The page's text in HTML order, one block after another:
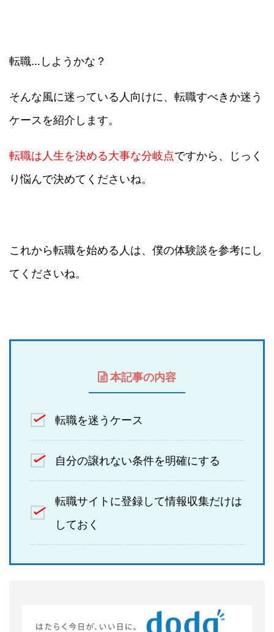
転職…しようかな？
そんな風に迷っている人向けに、転職すべきか迷う
ケースを紹介します。
転職は人生を決める大事な分岐点ですから、じっく
り悩んで決めてくださいね。
これから転職を始める人は、僕の体験談を参考にし
てくださいね。
本記事の内容
転職を迷うケース
自分の譲れない条件を明確にする
転職サイトに登録して情報収集だけは
しておく